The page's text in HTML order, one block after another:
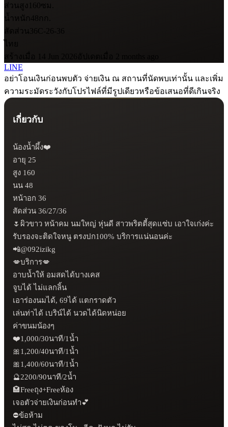
ส่วนสูง 160ซม.
น้ำหนัก48กก.
สัดส่วน 36C-26-36
ไทย
LINE
อย่าโอนเงินก่อนพบตัว จ่ายเงิน ณ สถานที่นัดพบเท่านั้น และเพิ่ม
ความระมัดระวังกับโปรไฟล์ที่มีรูปเดียวหรือข้อเสนอที่ดีเกินจริง
เกี่ยวกับ
น้องน้ำผึ้ง❤️
อายุ 25
สูง 160
นน 48
หน้าอก 36
สัดส่วน 36/27/36
🌷ผิวขาว หน้าคม นมใหญ่ หุ่นดี สาวพริตตี้สุดแซ่บ เอาใจเก่งค่ะ
รับรองจะติดใจหนู ตรงปก100% บริการแน่นอนค่ะ
📲@092izikg
💋บริการ💋
อาบน้ำให้ อมสดได้บางเคส
จูบได้ ไม่แลกลิ้น
เอาร่องนมได้, 69ได้ แตกราดตัว
เล่นท่าได้ เบริน์ได้ นวดได้นิดหน่อย
ค่าขนมน้องๆ
❤️1,000/30นาที/1น้ำ
🎀1,200/40นาที/1น้ำ
🎀1,400/60นาที/1น้ำ
🔮2200/90นาที/2น้ำ
🏩Freeถุง+Freeห้อง
เจอตัวจ่ายเงินก่อนทำ💕
⛔ข้อห้าม